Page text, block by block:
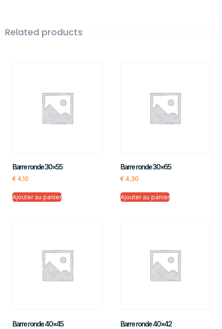
Related products
Barre ronde 30×55
€ 4,10
Ajouter au panier
Barre ronde 30×65
€4,30
Ajouter au panier
Barre ronde 40×45 Barre ronde 40×42